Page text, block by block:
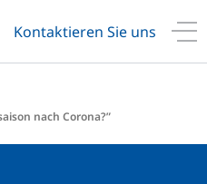
Kontaktieren Sie uns
nach Corona?”